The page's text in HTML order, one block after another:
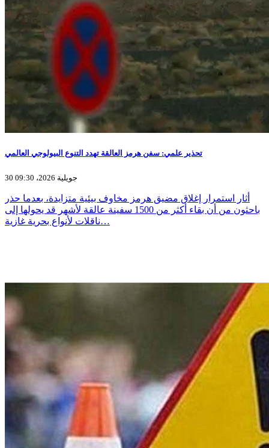
تحذير علمي: سفن هرمز العالقة تهدد التنوع البيولوجي العالمي
30 جويلية 2026، 09:30
أثار استمرار إغلاق مضيق هرمز مخاوف بيئية متزايدة، بعدما حذر
باحثون من أن بقاء أكثر من 1500 سفينة عالقة لأشهر قد يحولها إلى
ناقلات لأنواع بحرية غازية…